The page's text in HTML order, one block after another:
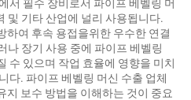
서 필수 장비로서 파이프 베벨링 머
및 기타 산업에 널리 사용됩니다.
하여 후속 용접을위한 우수한 연결
나 장기 사용 중에 파이프 베벨링
수 있으며 작업 효율에 영향을 미치
다. 파이프 베벨링 머신 수출 업체
지 보수 방법을 이해하는 것이 중요